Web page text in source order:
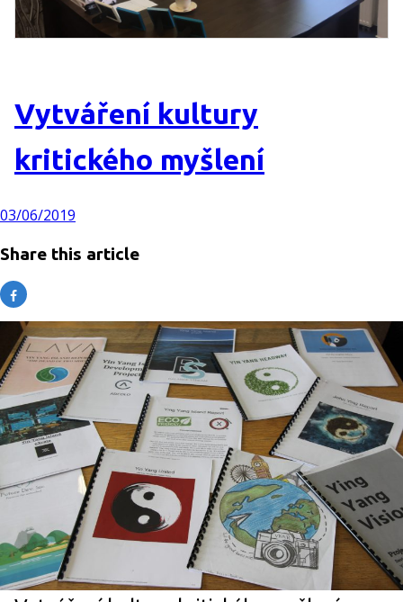
Vytváření kultury
kritického myšlení
03/06/2019
Share this article